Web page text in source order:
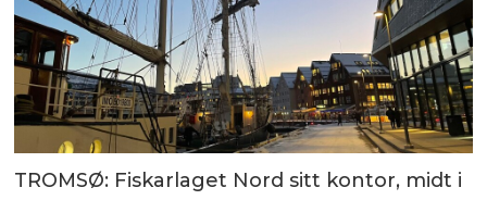
TROMSØ: Fiskarlaget Nord sitt kontor, midt i